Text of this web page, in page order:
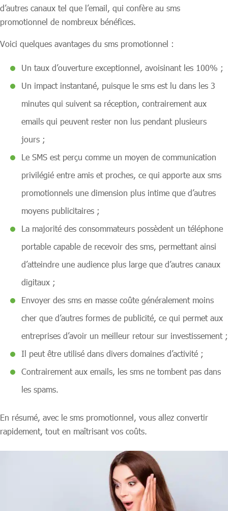
d’autres canaux tel que l’email, qui confère au sms
promotionnel de nombreux bénéfices.
Voici quelques avantages du sms promotionnel :
Un taux d’ouverture exceptionnel, avoisinant les 100% ;
Un impact instantané, puisque le sms est lu dans les 3
minutes qui suivent sa réception, contrairement aux
emails qui peuvent rester non lus pendant plusieurs
jours ;
Le SMS est perçu comme un moyen de communication
privilégié entre amis et proches, ce qui apporte aux sms
promotionnels une dimension plus intime que d’autres
moyens publicitaires ;
La majorité des consommateurs possèdent un téléphone
portable capable de recevoir des sms, permettant ainsi
d’atteindre une audience plus large que d’autres canaux
digitaux ;
Envoyer des sms en masse coûte généralement moins
cher que d’autres formes de publicité, ce qui permet aux
entreprises d’avoir un meilleur retour sur investissement ;
Il peut être utilisé dans divers domaines d’activité ;
Contrairement aux emails, les sms ne tombent pas dans
les spams.
En résumé, avec le sms promotionnel, vous allez convertir
rapidement, tout en maîtrisant vos coûts.